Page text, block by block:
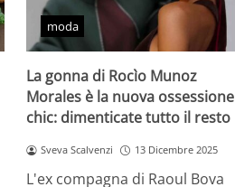
moda
La gonna di Rocìo Munoz
Morales è la nuova ossessione
chic: dimenticate tutto il resto
Sveva Scalvenzi 13 Dicembre 2025
L'ex compagna di Raoul Bova